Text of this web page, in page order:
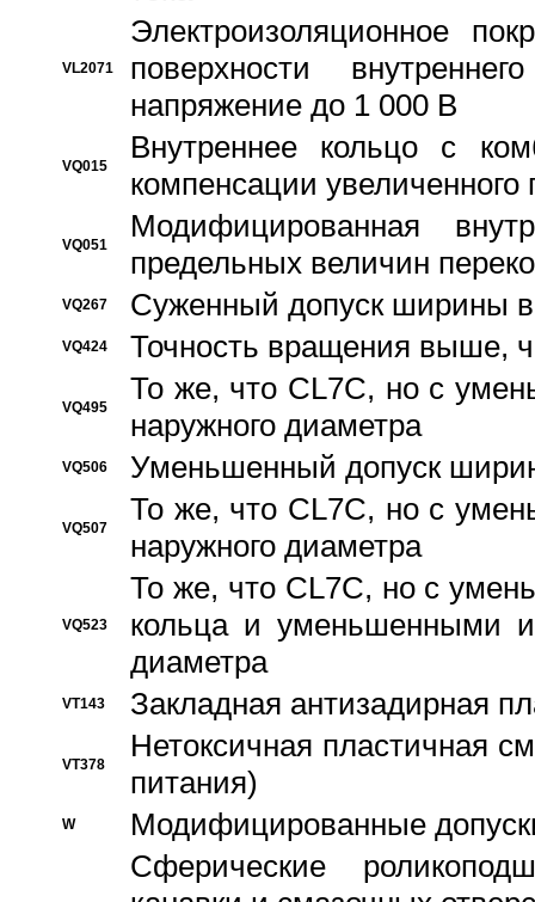
VL2071
Электроизоляционное
поверхности
напряжение до 1 000 В
VQ015
Bнутреннее кольцо с
компенсации увеличенного
VQ051
Модифицированная
предельных величин
VQ267 Суженный допуск ширины
VQ424 Точность вращения выше,
VQ495
То же, что CL7C, но с
наружного диаметра
VQ506 Уменьшенный допуск
VQ507
То же, что CL7C, но с
наружного диаметра
VQ523
То же, что CL7C, но с
кольца и уменьшенными
диаметра
VT143 Закладная антизадирная
VT378
Нетоксичная пластичная
питания)
W
Модифицированные
Сферические